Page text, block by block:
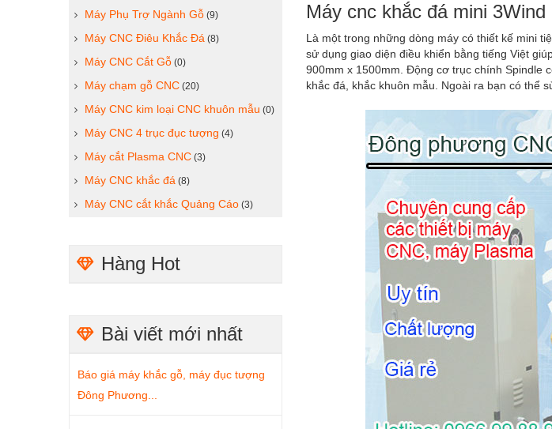
Máy Phụ Trợ Ngành Gỗ (9)
Máy CNC Điêu Khắc Đá (8)
Máy CNC Cắt Gỗ (0)
Máy chạm gỗ CNC (20)
Máy CNC kim loại CNC khuôn mẫu (0)
Máy CNC 4 trục đục tượng (4)
Máy cắt Plasma CNC (3)
Máy CNC khắc đá (8)
Máy CNC cắt khắc Quảng Cáo (3)
Hàng Hot
Bài viết mới nhất
Báo giá máy khắc gỗ, máy đục tượng
Đông Phương...
Máy cnc khắc đá mini 3Wind
Là một trong những dòng máy có thiết kế mini
sử dụng giao diện điều khiển bằng tiếng Việt
900mm x 1500mm. Động cơ trục chính Spindle
khắc đá, khắc khuôn mẫu. Ngoài ra bạn có thể